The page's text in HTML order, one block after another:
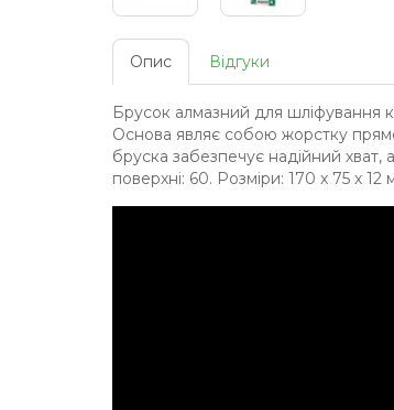
Опис Відгуки
Брусок алмазний для шліфування
Основа являє собою жорстку
бруска забезпечує надійний хват,
поверхні: 60. Розміри: 170 х 75 х 12